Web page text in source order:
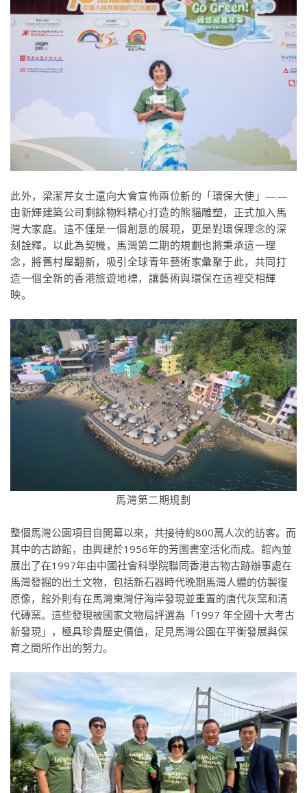
此外，梁潔芹女士還向大會宣佈兩位新的「環保大使」——
由新輝建築公司剩餘物料精心打造的熊貓雕塑，正式加入馬
灣大家庭。這不僅是一個創意的展現，更是對環保理念的深
刻詮釋。以此為契機，馬灣第二期的規劃也將秉承這一理
念，將舊村屋翻新，吸引全球青年藝術家彙聚于此，共同打
造一個全新的香港旅遊地標，讓藝術與環保在這裡交相輝
映。
馬灣第二期規劃
整個馬灣公園項目自開幕以來，共接待約800萬人次的訪客。而
其中的古跡館，由興建於1956年的芳園書室活化而成。館內並
展出了在1997年由中國社會科學院聯同香港古物古跡辦事處在
馬灣發掘的出土文物，包括新石器時代晚期馬灣人體的仿製復
原像，館外則有在馬灣東灣仔海岸發現並重置的唐代灰窯和清
代磚窯。這些發現被國家文物局評選為「1997 年全國十大考古
新發現」，極具珍貴歷史價值，足見馬灣公園在平衡發展與保
育之間所作出的努力。